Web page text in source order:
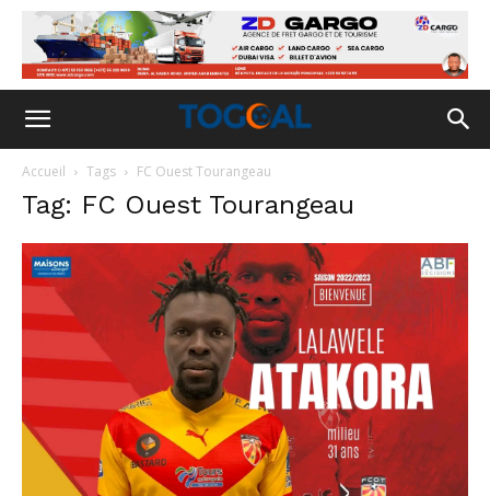
Accueil Tags FC Ouest Tourangeau
Tag: FC Ouest Tourangeau